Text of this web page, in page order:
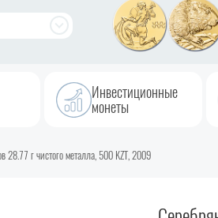
Инвестиционные
монеты
28.77 г чистого металла, 500 KZT, 2009